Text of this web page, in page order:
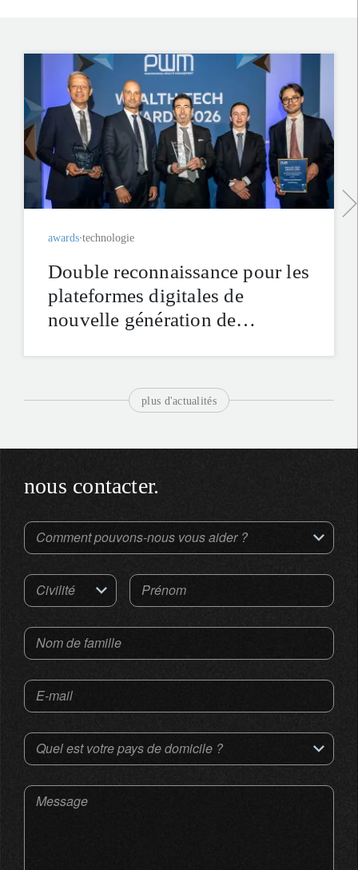
awards technologie
Double reconnaissance pour les
plateformes digitales de
nouvelle génération de
plus d'actualités
nous contacter.
Comment pouvons-nous vous aider ?
Civilité Prénom
Nom de famille
E-mail
Quel est votre pays de domicile ?
Message